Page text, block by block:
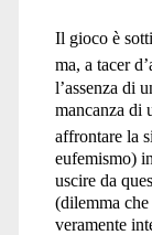
Il gioco è
ma, a tacer
l’assenza di
mancanza di
affrontare la
eufemismo)
uscire da
(dilemma
veramente